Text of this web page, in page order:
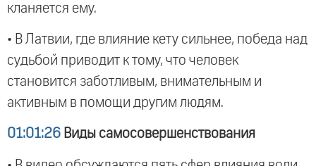
кланяется ему.
• В Латвии, где влияние кету сильнее, победа над
судьбой приводит к тому, что человек
становится заботливым, внимательным и
активным в помощи другим людям.
01:01:26 Виды самосовершенствования